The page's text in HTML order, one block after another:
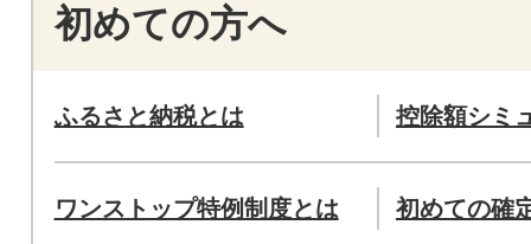
初めての方へ
ふるさと納税とは 控除額シミ
ワンストップ特例制度とは 初めての確